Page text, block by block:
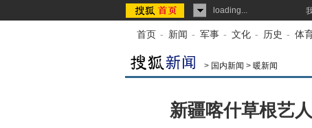
loading...
首页 - 新闻 - 军事 - 文化 - 历史 - 体
> 国内新闻 > 暖新闻
新疆喀什草根艺